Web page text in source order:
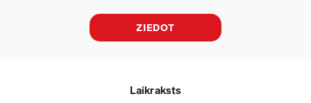
ZIEDOT
Laikraksts